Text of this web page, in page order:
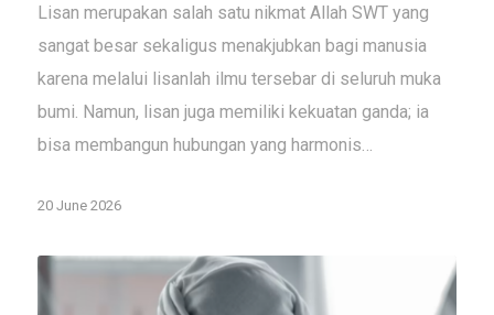
Lisan merupakan salah satu nikmat Allah SWT yang
sangat besar sekaligus menakjubkan bagi manusia
karena melalui lisanlah ilmu tersebar di seluruh muka
bumi. Namun, lisan juga memiliki kekuatan ganda; ia
bisa membangun hubungan yang harmonis…
20 June 2026